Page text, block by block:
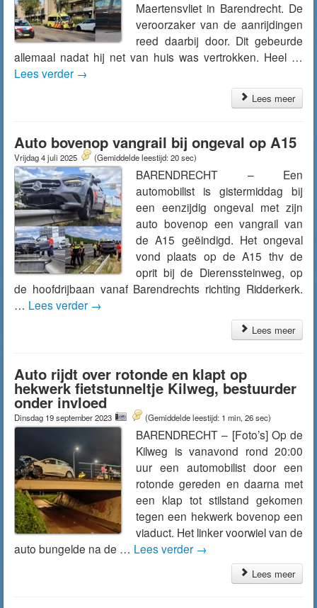
Maertensvliet in Barendrecht. De
veroorzaker van de aanrijdingen
reed daarbij door. Dit gebeurde
allemaal nadat hij net van huis was vertrokken. Heel …
Lees verder →
Lees meer
Auto bovenop vangrail bij ongeval op A15
Vrijdag 4 juli 2025 (Gemiddelde leestijd: 20 sec)
BARENDRECHT – Een
automobilist is gistermiddag bij
een eenzijdig ongeval met zijn
auto bovenop een vangrail van
de A15 geëindigd. Het ongeval
vond plaats op de A15 thv de
oprit bij de Dierenssteinweg, op
de hoofdrijbaan vanaf Barendrechts richting Ridderkerk.
… Lees verder →
Lees meer
Auto rijdt over rotonde en klapt op
hekwerk fietstunneltje Kilweg, bestuurder
onder invloed
Dinsdag 19 september 2023 (Gemiddelde leestijd: 1 min, 26 sec)
BARENDRECHT – [Foto’s] Op de
Kilweg is vanavond rond 20:00
uur een automobilist door een
rotonde gereden en daarna met
een klap tot stilstand gekomen
tegen een hekwerk bovenop een
viaduct. Het linker voorwiel van de
auto bungelde na de … Lees verder →
Lees meer